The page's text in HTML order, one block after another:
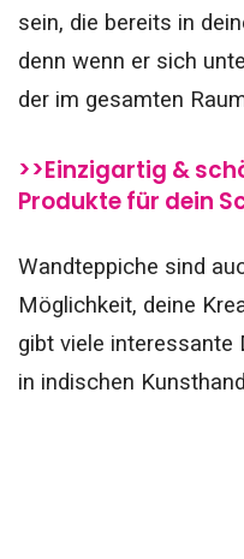
sein, die bereits in
denn wenn er sich
der im gesamten
>>Einzigartig &
Produkte für dein
Wandteppiche sind
Möglichkeit, deine
gibt viele interessante
in indischen